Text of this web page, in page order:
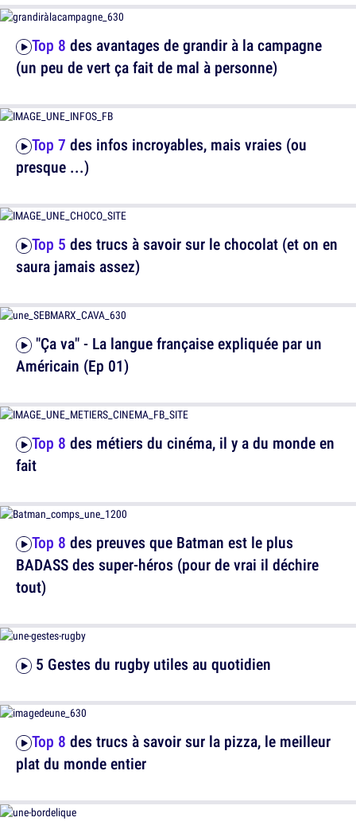
Top 7 des infos incroyables, mais vraies (ou
presque ...)
Américain (Ep 01)
Top 8 des preuves que Batman est le plus
BADASS des super-héros (pour de vrai il déchire
tout)
Top 8 des trucs à savoir sur la pizza, le meilleur
plat du monde entier
Top 8 des avantages de grandir à la campagne
(un peu de vert ça fait de mal à personne)
Top 5 des trucs à savoir sur le chocolat (et on en
saura jamais assez)
Top 8 des métiers du cinéma, il y a du monde en
fait
5 Gestes du rugby utiles au quotidien